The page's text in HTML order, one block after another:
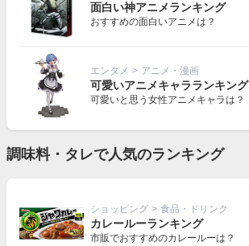
面白い神アニメランキング
おすすめの面白いアニメは？
エンタメ > アニメ・漫画
可愛いアニメキャラランキング
可愛いと思う女性アニメキャラは？
調味料・タレで人気のランキング
ショッピング > 食品・ドリンク
カレールーランキング
市販でおすすめのカレールーは？